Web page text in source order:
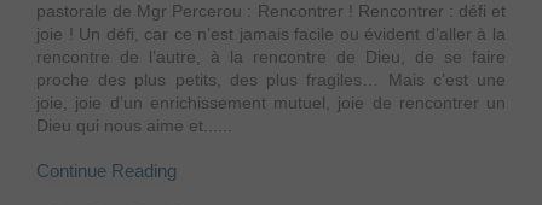
pastorale de Mgr Percerou : Rencontrer ! Rencontrer : défi et
joie ! Un défi, car ce n’est jamais facile ou évident d’aller à la
rencontre de l’autre, à la rencontre de Dieu, de se faire
proche des plus petits, des plus fragiles… Mais c’est une
joie, joie d’un enrichissement mutuel, joie de rencontrer un
Dieu qui nous aime et......
Continue Reading